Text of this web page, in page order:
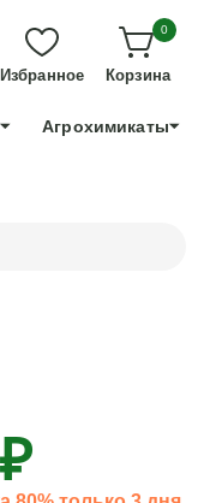
+7 991 898 83 30
Избранное
0
Корзина
Агрохимикаты